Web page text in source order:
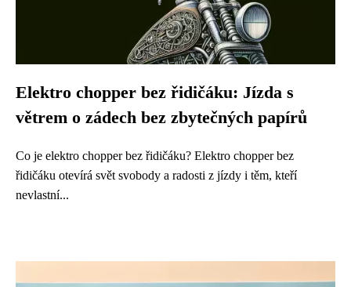
Elektro chopper bez řidičáku: Jízda s
větrem o zádech bez zbytečných papírů
Co je elektro chopper bez řidičáku? Elektro chopper bez
řidičáku otevírá svět svobody a radosti z jízdy i těm, kteří
nevlastní...